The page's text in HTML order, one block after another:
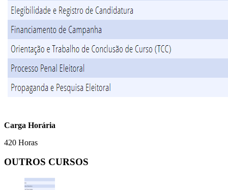
Carga Horária
420 Horas
OUTROS CURSOS